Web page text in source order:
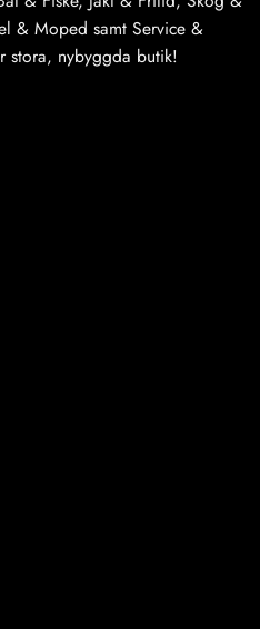
& Moped samt Service &
stora, nybyggda butik!